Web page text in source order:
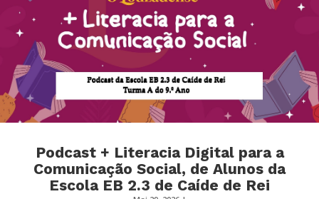
Podcast + Literacia Digital para a
Comunicação Social, de Alunos da
Escola EB 2.3 de Caíde de Rei